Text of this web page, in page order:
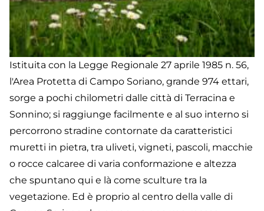
Istituita con la Legge Regionale 27 aprile 1985 n. 56,
l'Area Protetta di Campo Soriano, grande 974 ettari,
sorge a pochi chilometri dalle città di Terracina e
Sonnino; si raggiunge facilmente e al suo interno si
percorrono stradine contornate da caratteristici
muretti in pietra, tra uliveti, vigneti, pascoli, macchie
o rocce calcaree di varia conformazione e altezza
che spuntano qui e là come sculture tra la
vegetazione. Ed è proprio al centro della valle di